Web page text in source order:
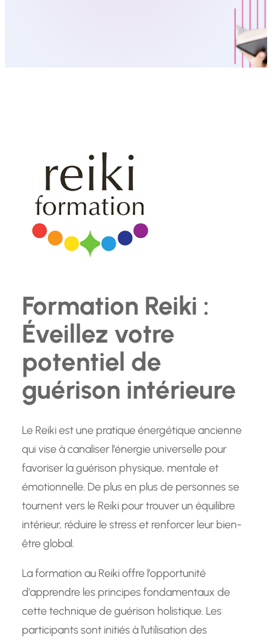
Formation Reiki :
Éveillez votre
potentiel de
guérison intérieure
Le Reiki est une pratique énergétique ancienne
qui vise à canaliser l’énergie universelle pour
favoriser la guérison physique, mentale et
émotionnelle. De plus en plus de personnes se
tournent vers le Reiki pour trouver un équilibre
intérieur, réduire le stress et renforcer leur bien-
être global.
La formation au Reiki offre l’opportunité
d’apprendre les principes fondamentaux de
cette technique de guérison holistique. Les
participants sont initiés à l’utilisation des